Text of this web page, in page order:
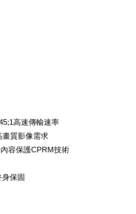
高速傳輸速率
質影像需求
容保護CPRM技術
保固